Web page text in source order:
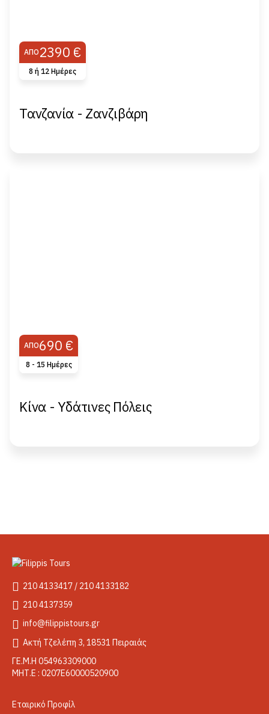
ΑΠΌ 2390 €
8 ή 12 Ημέρες
Τανζανία - Ζανζιβάρη
ΑΠΌ690 €
8 - 15 Ημέρες
Κίνα - Υδάτινες Πόλεις
210 4133417 / 210 4133182
210 4137359
info@filippistours.gr
Ακτή Τζελέπη 3, 18531 Πειραιάς
ΓΕ.Μ.Η 054963309000
ΜΗΤ.Ε : 0207Ε60000520900
Εταιρικό Προφίλ